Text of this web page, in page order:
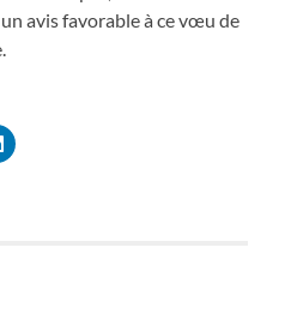
avis favorable à ce vœu de